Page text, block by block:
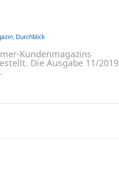
, Durchblick
Kundenmagazins
Die Ausgabe 11/2019